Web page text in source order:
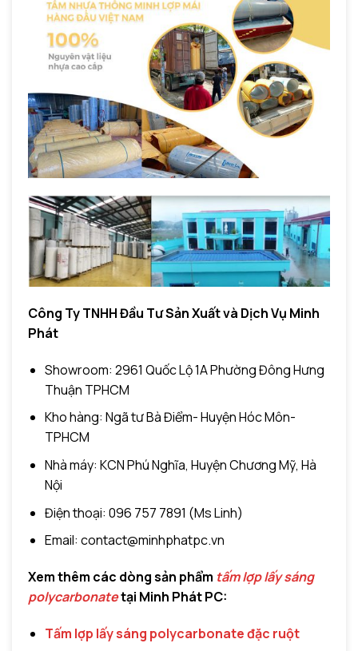
Công Ty TNHH Đầu Tư Sản Xuất và Dịch Vụ Minh
Phát
Showroom: 2961 Quốc Lộ 1A Phường Đông Hưng
Thuận TPHCM
Kho hàng: Ngã tư Bà Điểm- Huyện Hóc Môn-
TPHCM
Nhà máy: KCN Phú Nghĩa, Huyện Chương Mỹ, Hà
Nội
Điện thoại: 096 757 7891 (Ms Linh)
Email: contact@minhphatpc.vn
Xem thêm các dòng sản phẩm tấm lợp lấy sáng
polycarbonatetại Minh Phát PC:
Tấm lợp lấy sáng polycarbonate đặc ruột